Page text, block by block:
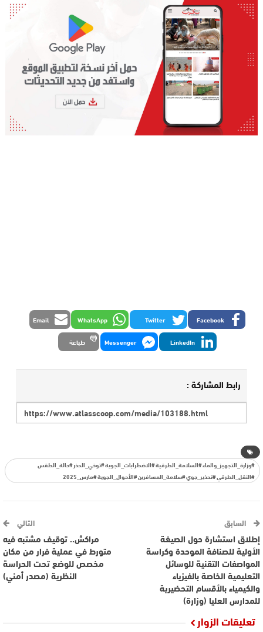
Facebook
Twitter
WhatsApp
Email
LinkedIn
Messenger طباعة
رابط المشاركة :
#وزارة_التجهيز_والماء #السلامة_الطرقية #الاضطرابات_الجوية #توخي_الحذر #حالة_الطقس
#النقل_الطرقي #تحذير_جوي #سلامة_المسافرين #الأحوال_الجوية #مارس_2025
السابق
إطلاق استشارة حول الصيغة
الأولية للصنافة الموحدة وكراسة
المواصفات التقنية للوسائل
التعليمية الخاصة بالفيزياء
والكيمياء بالأقسام التحضيرية
للمدارس العليا (وزارة)
التالي
مراكش.. توقيف مشتبه فيه
متورط في عملية فرار من مكان
مخصص للوضع تحت الحراسة
النظرية (مصدر أمني)
تعليقات الزوار